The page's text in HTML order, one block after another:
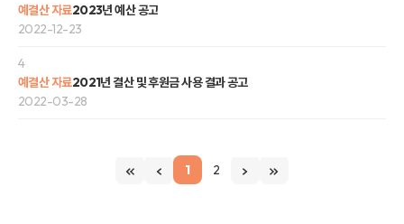
예결산 자료2023년 예산 공고
2022-12-23
4
예결산 자료2021년 결산 및 후원금 사용 결과 공고
2022-03-28
1 2